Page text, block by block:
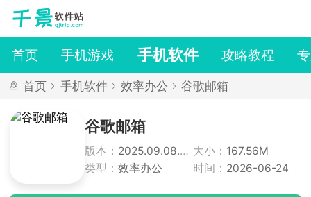
首页 手机游戏 手机软件 攻略教程
首页 手机软件 效率办公 谷歌邮箱
谷歌邮箱
版本： 2025.09.08.806471915 大小： 167.56M
类型： 效率办公 时间： 2026-06-24